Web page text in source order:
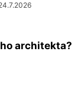
architekta?